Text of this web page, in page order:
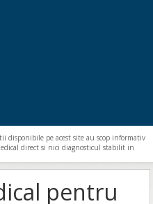
disponibile pe acest site au scop informativ
direct si nici diagnosticul stabilit in
pentru